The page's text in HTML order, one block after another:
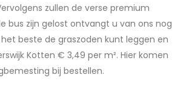
zullen de verse premium
bus zijn gelost ontvangt u van ons nog
beste de graszoden kunt leggen en
Kotten € 3,49 per m². Hier komen
bij bestellen.